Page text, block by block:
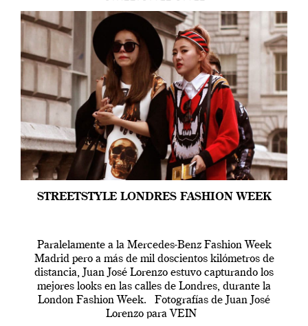
STREETSTYLE LONDRES FASHION WEEK
Paralelamente a la Mercedes-Benz Fashion Week
Madrid pero a más de mil doscientos kilómetros de
distancia, Juan José Lorenzo estuvo capturando los
mejores looks en las calles de Londres, durante la
London Fashion Week. Fotografías de Juan José
Lorenzo para VEIN